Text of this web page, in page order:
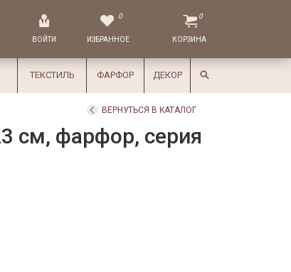
ВОЙТИ
0
ИЗБРАННОЕ
0
КОРЗИНА
ТЕКСТИЛЬ ФАРФОР ДЕКОР
ВЕРНУТЬСЯ В КАТАЛОГ
см, фарфор, серия